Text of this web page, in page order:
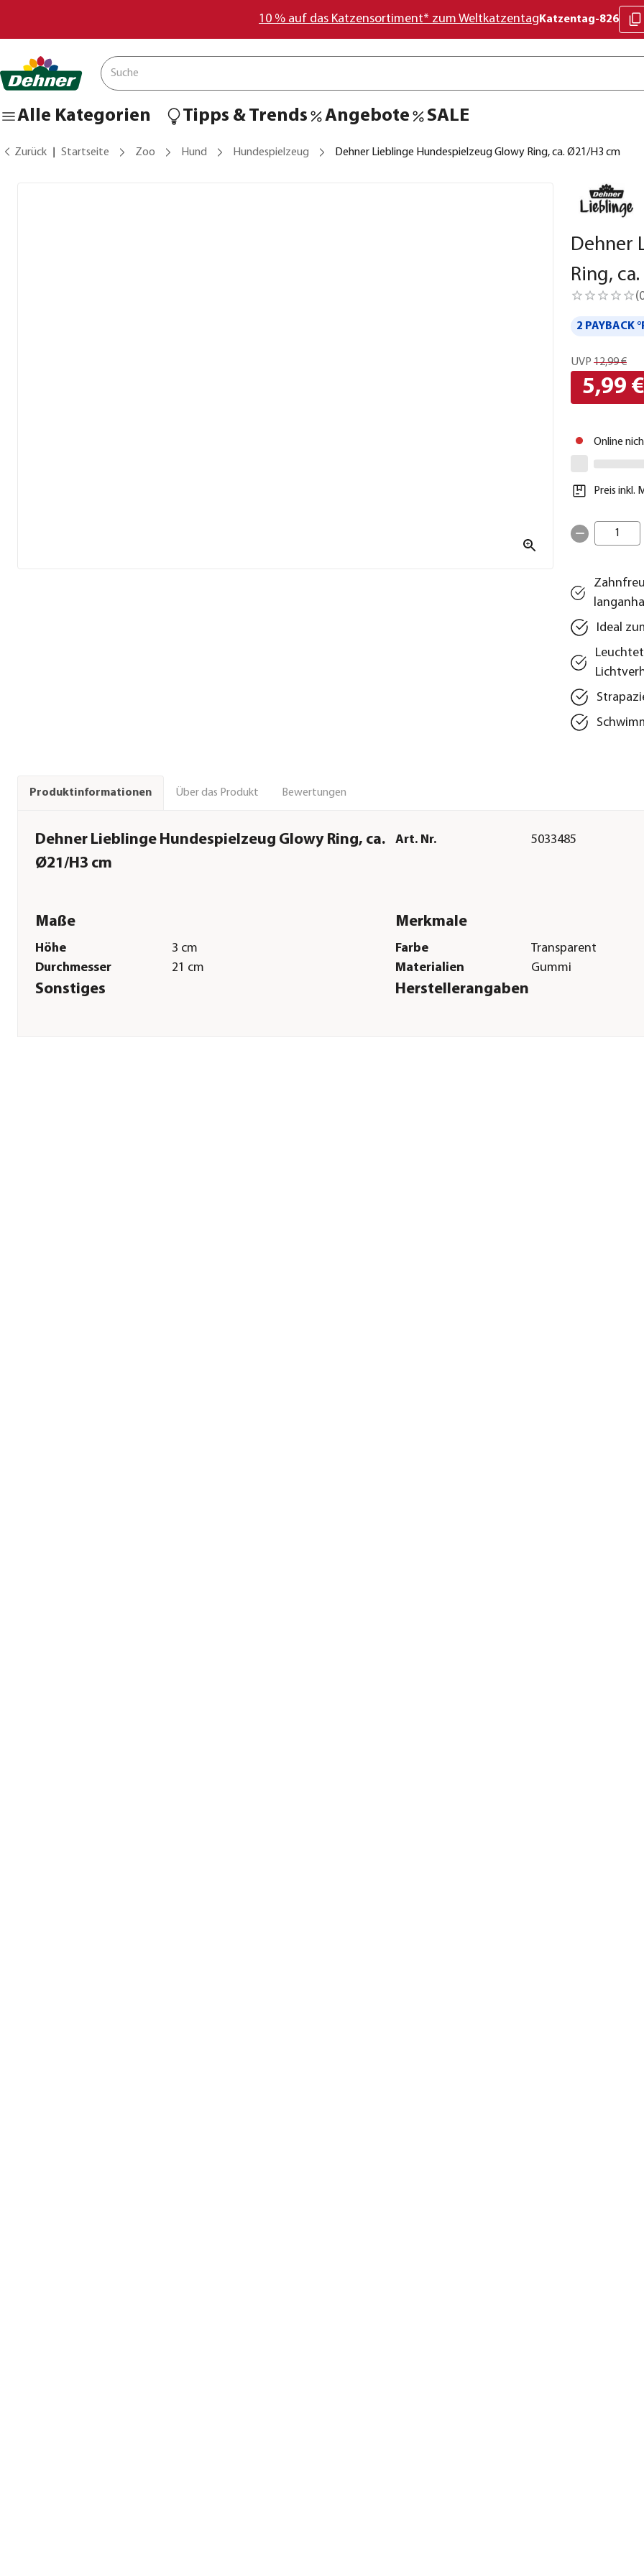
10 % auf das Katzensortiment* zum Weltkatzentag Katzentag-826
Alle Kategorien Tipps & Trends Angebote SALE
Zurück Startseite Zoo Hund Hundespielzeug Dehner Lieblinge Hundespielzeug Glowy Ring, ca. Ø21/H3 cm
Dehner
Ring,
(
2 PAYBACK
UVP 12,99 €
5,99 €
Online
Preis inkl.
1
Ideal
Produktinformationen Über das Produkt Bewertungen
Dehner Lieblinge Hundespielzeug Glowy Ring, ca.
Ø21/H3 cm
Art. Nr. 5033485
Maße
Höhe
3 cm
Durchmesser
21 cm
Merkmale
Farbe
Transparent
Materialien
Gummi
Sonstiges Herstellerangaben